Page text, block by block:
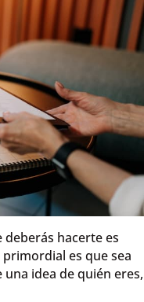
hacerte es
es que sea
idea de quién eres,